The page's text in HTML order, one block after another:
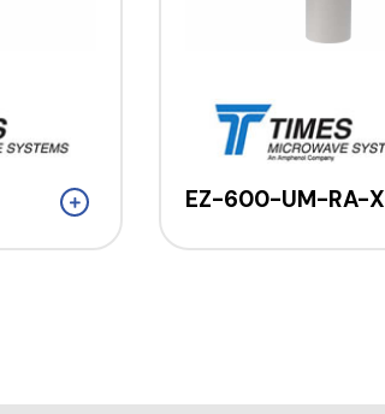
EZ-600-UM-RA-X